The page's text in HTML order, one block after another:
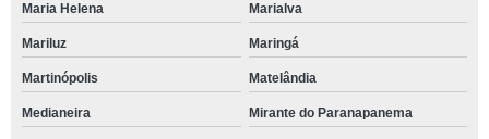
Maria Helena Marialva
Mariluz Maringá
Martinópolis Matelândia
Medianeira Mirante do Paranapanema